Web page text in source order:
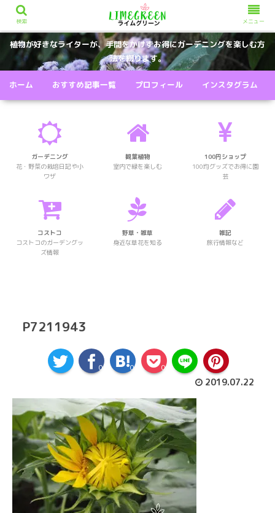
植物が好きなライターが、手間をかけずお得にガーデニングを楽しむ方
法を綴ります。
ホーム おすすめ記事一覧 プロフィール インスタグラム
ガーデニング
花・野菜の栽培日記や小
ワザ
観葉植物
室内で緑を楽しむ
100円ショップ
100均グッズでお得に園
芸
コストコ
コストコのガーデングッ
ズ情報
野草・雑草
身近な草花を知る
雑記
旅行情報など
P7211943
0 0 0
2019.07.22
検索 メニュー